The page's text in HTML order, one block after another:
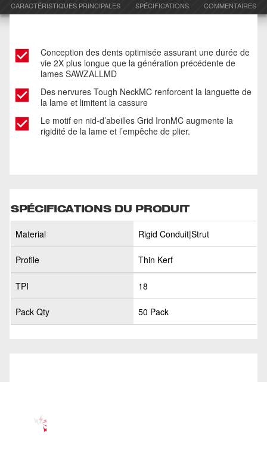
CARACTÉRISTIQUES PRINCIPALES SPÉCIFICATIONS COMMENTAIRES
Conception des dents optimisée assurant une durée de
vie 2X plus longue que la génération précédente de
lames SAWZALLMD
Des nervures Tough NeckMC renforcent la languette de
la lame et limitent la cassure
Le motif en nid-d’abeilles Grid IronMC augmente la
rigidité de la lame et l’empêche de plier.
SPÉCIFICATIONS DU PRODUIT
Material Rigid Conduit|Strut
Profile Thin Kerf
TPI 18
Pack Qty 50 Pack